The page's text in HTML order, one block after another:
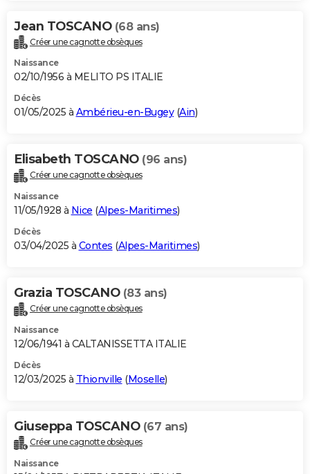
Jean TOSCANO (68 ans)
Créer une cagnotte obsèques
Naissance
02/10/1956 à MELITO PS ITALIE
Décès
01/05/2025 à Ambérieu-en-Bugey(Ain)
Elisabeth TOSCANO (96 ans)
Créer une cagnotte obsèques
Naissance
11/05/1928 à Nice (Alpes-Maritimes)
Décès
03/04/2025 à Contes (Alpes-Maritimes)
Grazia TOSCANO (83 ans)
Créer une cagnotte obsèques
Naissance
12/06/1941 à CALTANISSETTA ITALIE
Décès
12/03/2025 à Thionville (Moselle)
Giuseppa TOSCANO (67 ans)
Créer une cagnotte obsèques
Naissance